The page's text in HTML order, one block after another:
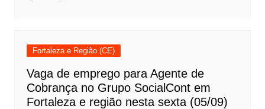
Fortaleza e Região (CE)
Vaga de emprego para Agente de
Cobrança no Grupo SocialCont em
Fortaleza e região nesta sexta (05/09)